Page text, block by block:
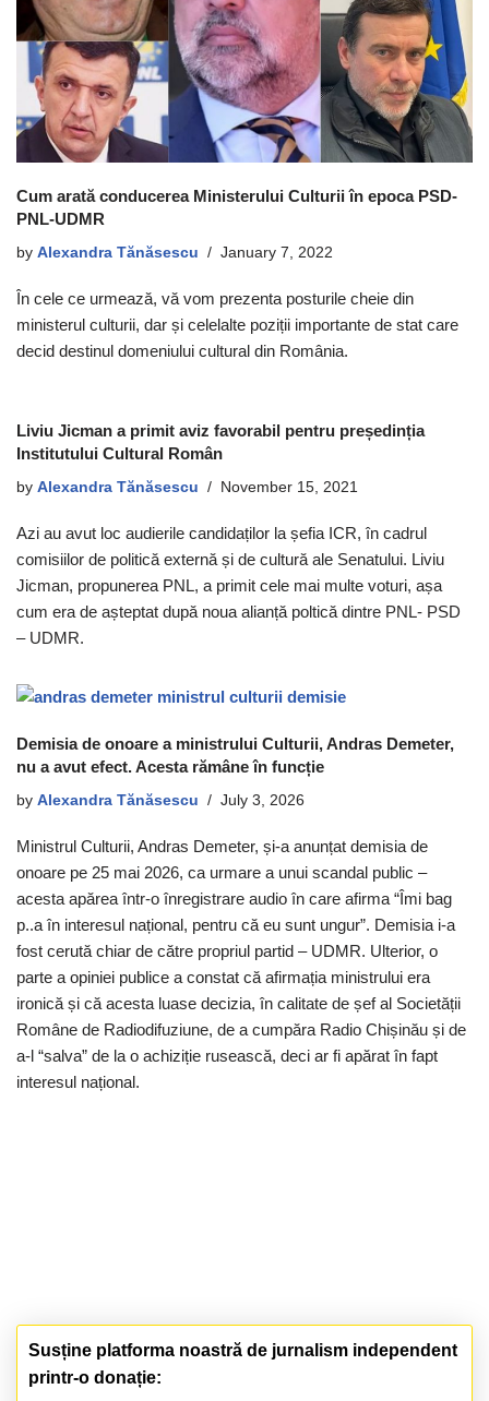
Cum arată conducerea Ministerului Culturii în epoca PSD-
PNL-UDMR
by Alexandra Tănăsescu January 7, 2022
În cele ce urmează, vă vom prezenta posturile cheie din
ministerul culturii, dar și celelalte poziții importante de stat care
decid destinul domeniului cultural din România.
Liviu Jicman a primit aviz favorabil pentru președinția
Institutului Cultural Român
by Alexandra Tănăsescu November 15, 2021
Azi au avut loc audierile candidaților la șefia ICR, în cadrul
comisiilor de politică externă și de cultură ale Senatului. Liviu
Jicman, propunerea PNL, a primit cele mai multe voturi, așa
cum era de așteptat după noua alianță poltică dintre PNL- PSD
– UDMR.
Demisia de onoare a ministrului Culturii, Andras Demeter,
nu a avut efect. Acesta rămâne în funcție
by Alexandra Tănăsescu July 3, 2026
Ministrul Culturii, Andras Demeter, și-a anunțat demisia de
onoare pe 25 mai 2026, ca urmare a unui scandal public –
acesta apărea într-o înregistrare audio în care afirma “Îmi bag
p..a în interesul național, pentru că eu sunt ungur”. Demisia i-a
fost cerută chiar de către propriul partid – UDMR. Ulterior, o
parte a opiniei publice a constat că afirmația ministrului era
ironică și că acesta luase decizia, în calitate de șef al Societății
Române de Radiodifuziune, de a cumpăra Radio Chișinău și de
a-l “salva” de la o achiziție rusească, deci ar fi apărat în fapt
interesul național.
Susține platforma noastră de jurnalism independent
printr-o donație: